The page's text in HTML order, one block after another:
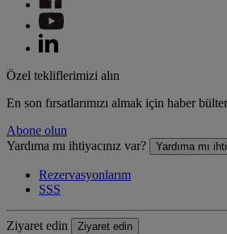
Özel tekliflerimizi alın
En son fırsatlarımızı almak için haber
Abone olun
Yardıma mı ihtiyacınız var?
Yardıma mı
Rezervasyonlarım
SSS
Ziyaret edin Ziyaret edin